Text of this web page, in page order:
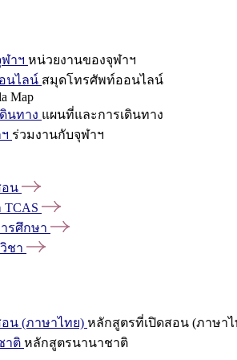
าฯ หน่วยงานของจุฬาฯ
นไลน์ สมุดโทรศัพท์ออนไลน์
Map
นทาง แผนที่และการเดินทาง
ร่วมงานกับจุฬาฯ
อน
TCAS
รศึกษา
ชา
น (ภาษาไทย) หลักสูตรที่เปิดสอน (ภาษาไ
าติ หลักสูตรนานาชาติ